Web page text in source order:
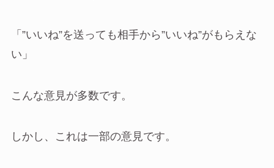
「”いいね”を送っても相手から”いいね”がもらえな
い」
こんな意見が多数です。
しかし、これは一部の意見です。